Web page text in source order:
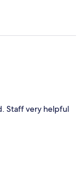
Staff very helpful